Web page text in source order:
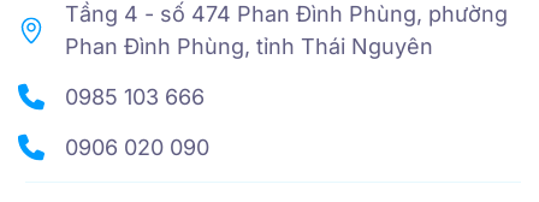
Tầng 4 - số 474 Phan Đình Phùng, phường
Phan Đình Phùng, tỉnh Thái Nguyên
0985 103 666
0906 020 090